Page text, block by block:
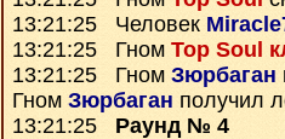
13:21:25 Человек
13:21:25 Гном Top Soul
13:21:25 Гном Зюрбаган
Гном Зюрбаган получил
13:21:25 Раунд № 4